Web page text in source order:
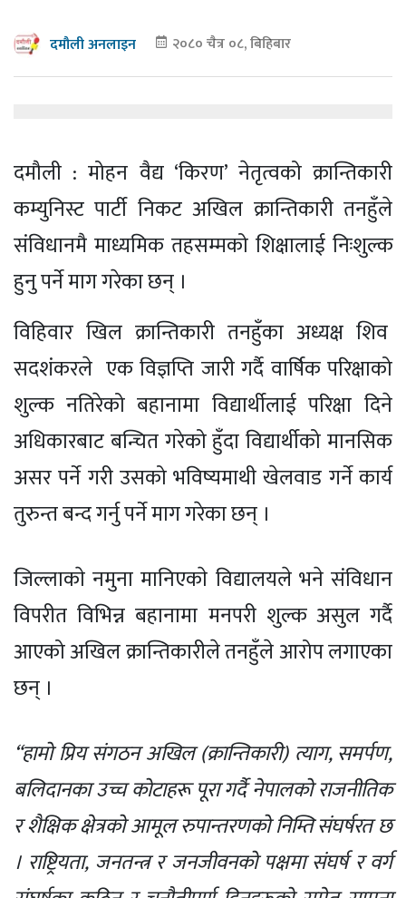
दमौली अनलाइन २०८० चैत्र ०८, बिहिबार
दमौली : मोहन वैद्य ‘किरण’ नेतृत्वको क्रान्तिकारी
कम्युनिस्ट पार्टी निकट अखिल क्रान्तिकारी तनहुँले
संविधानमै माध्यमिक तहसम्मको शिक्षालाई निःशुल्क
हुनु पर्ने माग गरेका छन् ।
विहिवार खिल क्रान्तिकारी तनहुँका अध्यक्ष शिव
सदशंकरले एक विज्ञप्ति जारी गर्दै वार्षिक परिक्षाको
शुल्क नतिरेको बहानामा वि‌द्यार्थीलाई परिक्षा दिने
अधिकारबाट बन्चित गरेको हुँदा विद्यार्थीको मानसिक
असर पर्ने गरी उसको भविष्यमाथी खेलवाड गर्ने कार्य
तुरुन्त बन्द गर्नु पर्ने माग गरेका छन् ।
जिल्लाकाे नमुना मानिएकाे विद्यालयले भने संविधान
विपरीत विभिन्न बहानामा मनपरी शुल्क असुल गर्दै
आएको अखिल क्रान्तिकारीले तनहुँले आरोप लगाएका
छन् ।
“हामो प्रिय संगठन अखिल (क्रान्तिकारी) त्याग, समर्पण,
बलिदानका उच्च कोटाहरू पूरा गर्दै नेपालको राजनीतिक
र शैक्षिक क्षेत्रको आमूल रुपान्तरणको निम्ति संघर्षरत छ
। राष्ट्रियता, जनतन्त्र र जनजीवनको पक्षमा संघर्ष र वर्ग